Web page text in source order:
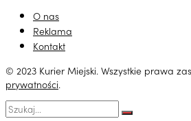
O nas
Reklama
Kontakt
© 2023 Kurier Miejski. Wszystkie prawa
prywatności.